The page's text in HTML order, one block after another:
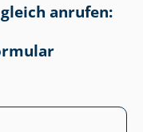
anrufen: